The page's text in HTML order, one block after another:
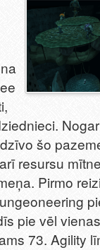
šo
resursu
Pirmo
pie vēl
73. Agility